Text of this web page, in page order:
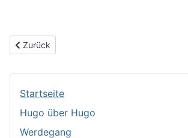
Startseite
Hugo über Hugo
Werdegang
Vorheriger Beitrag: Werdegang
Zurück